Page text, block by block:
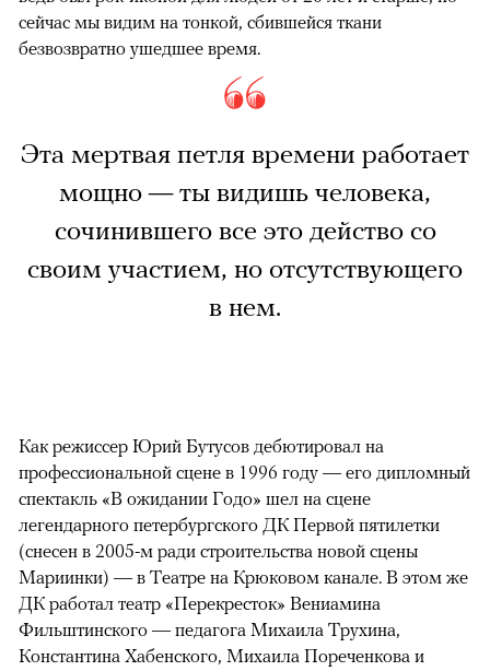
сейчас мы видим на тонкой, сбившейся ткани
безвозвратно ушедшее время.
Эта мертвая петля времени работает
мощно — ты видишь человека,
сочинившего все это действо со
своим участием, но отсутствующего
в нем.
Как режиссер Юрий Бутусов дебютировал на
профессиональной сцене в 1996 году — его дипломный
спектакль «В ожидании Годо» шел на сцене
легендарного петербургского ДК Первой пятилетки
(снесен в 2005-м ради строительства новой сцены
Мариинки) — в Театре на Крюковом канале. В этом же
ДК работал театр «Перекресток» Вениамина
Фильштинского — педагога Михаила Трухина,
Константина Хабенского, Михаила Пореченкова и